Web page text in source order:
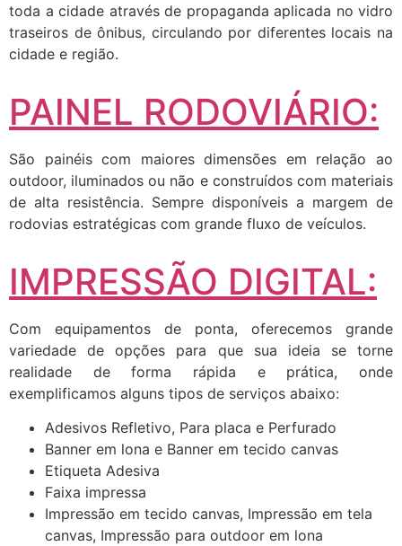
toda a cidade através de propaganda aplicada no vidro
traseiros de ônibus, circulando por diferentes locais na
cidade e região.
PAINEL RODOVIÁRIO:
São painéis com maiores dimensões em relação ao
outdoor, iluminados ou não e construídos com materiais
de alta resistência. Sempre disponíveis a margem de
rodovias estratégicas com grande fluxo de veículos.
IMPRESSÃO DIGITAL:
Com equipamentos de ponta, oferecemos grande
variedade de opções para que sua ideia se torne
realidade de forma rápida e prática, onde
exemplificamos alguns tipos de serviços abaixo:
Adesivos Refletivo, Para placa e Perfurado
Banner em lona e Banner em tecido canvas
Etiqueta Adesiva
Faixa impressa
Impressão em tecido canvas, Impressão em tela
canvas, Impressão para outdoor em lona